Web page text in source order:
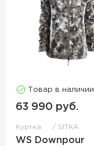
Товар в наличии
63 990 руб.
Куртка SITKA
WS Downpour